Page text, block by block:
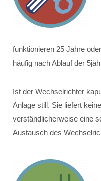
funktionieren 25 Jahre
häufig nach Ablauf der
Ist der Wechselrichter
Anlage still. Sie liefert
verständlicherweise eine
Austausch des